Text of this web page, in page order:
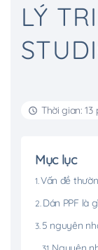
LÝ
Thời gian: 13
Mục lục
Vấn đề
Dán PPF là
5 nguyên